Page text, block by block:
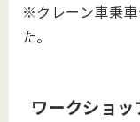
※クレーン車乗
た。
ワークショッ